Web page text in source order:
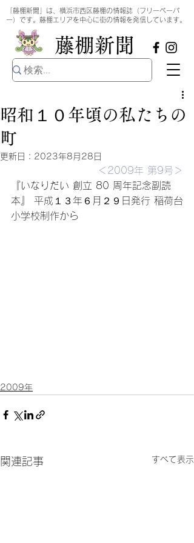
​藤棚新聞
「藤棚新聞」は、横浜市西区藤棚の情報誌（フリーペーパ
ー）です。藤棚エリアを中心に街の情報を発信しています。
昭和１０年頃の私たちの
町
更新日： 2023年8月28日
＜2009年 第9号＞
『いなりだい 創立 80 周年記念副読
本』 平成１３年６月２９日発行 稲荷台
小学校制作から
2009年
関連記事 すべて表示